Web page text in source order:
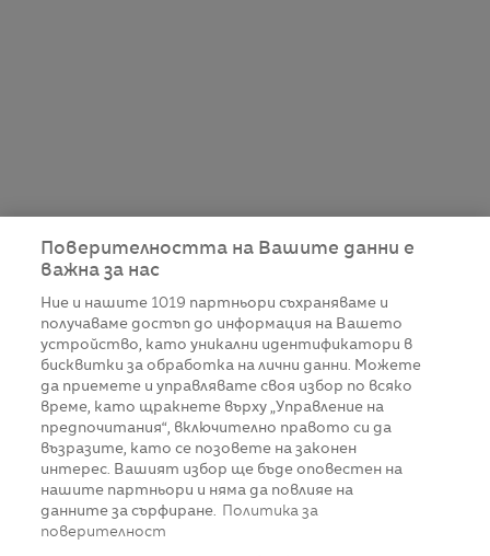
Поверителността на Вашите данни е
важна за нас
Ние и нашите 1019 партньори съхраняваме и
получаваме достъп до информация на Вашето
устройство, като уникални идентификатори в
бисквитки за обработка на лични данни. Можете
да приемете и управлявате своя избор по всяко
време, като щракнете върху „Управление на
предпочитания“, включително правото си да
възразите, като се позовете на законен
интерес. Вашият избор ще бъде оповестен на
нашите партньори и няма да повлияе на
данните за сърфиране.
Политика за
поверителност